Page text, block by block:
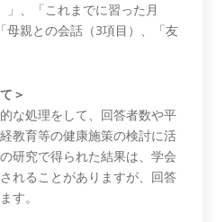
」、「これまでに習った月
母親との会話（3項目）、「友
＞
な処理をして、回答者数や平
教育等の健康施策の検討に活
研究で得られた結果は、学会
れることがありますが、回答
す。